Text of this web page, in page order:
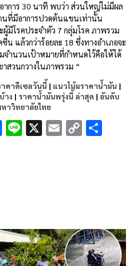
าการ 30 นาที พบว่า ส่วนใหญ่ไม่มีผล
นที่มีอาการปวดต้นแขนเท่านั้น
ผู้มีโรคประจำตัว 7 กลุ่มโรค ภาพรวม
น แล้วกว่าร้อยละ 18 ซึ่งทางอำเภอจะ
จำนวนเป้าหมายที่กำหนดไว้คือให้ได้
สวนกวางในภาพรวม “
าคาดีเซลวันนี้ | แนวโน้มราคาน้ำมัน |
าง | ราคาน้ำมันพรุ่งนี้ ล่าสุด | อันดับ
าวิทยาลัยไทย
F
k
Li X E C